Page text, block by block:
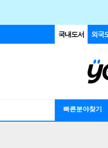
국내도서 외국
빠른분야찾기